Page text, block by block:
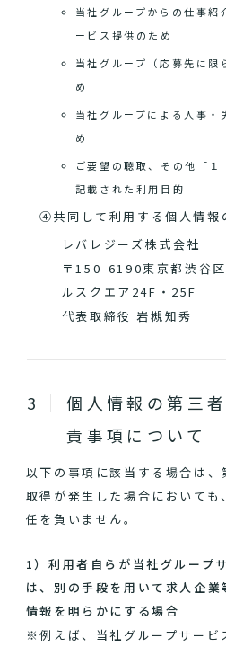
当社グループからの仕事
ービス提供のため
当社グループ（応募先に限
め
当社グループによる人事・
め
ご要望の聴取、その他「
記載された利用目的
④共同して利用する個人情報
レバレジーズ株式会社
〒150-6190東京都渋谷
ルスクエア24F・25F
代表取締役 岩槻知秀
個人情報の第三
責事項について
以下の事項に該当する場合は
取得が発生した場合においても
任を負いません。
1）利用者自らが当社グループ
は、別の手段を用いて求人企
情報を明らかにする場合
※例えば、当社グループサービ